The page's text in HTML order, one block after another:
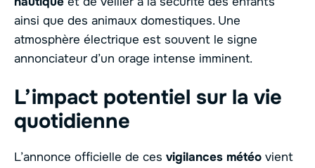
ainsi que des animaux domestiques. Une
atmosphère électrique est souvent le signe
annonciateur d’un orage intense imminent.
L’impact potentiel sur la vie
quotidienne
L’annonce officielle de ces vigilances météo vient